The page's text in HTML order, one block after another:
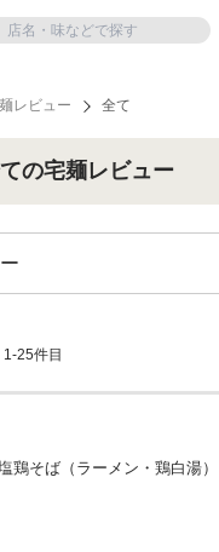
レビュー 全て
ての宅麺レビュー
1-25件目
鶏そば（ラーメン・鶏白湯）